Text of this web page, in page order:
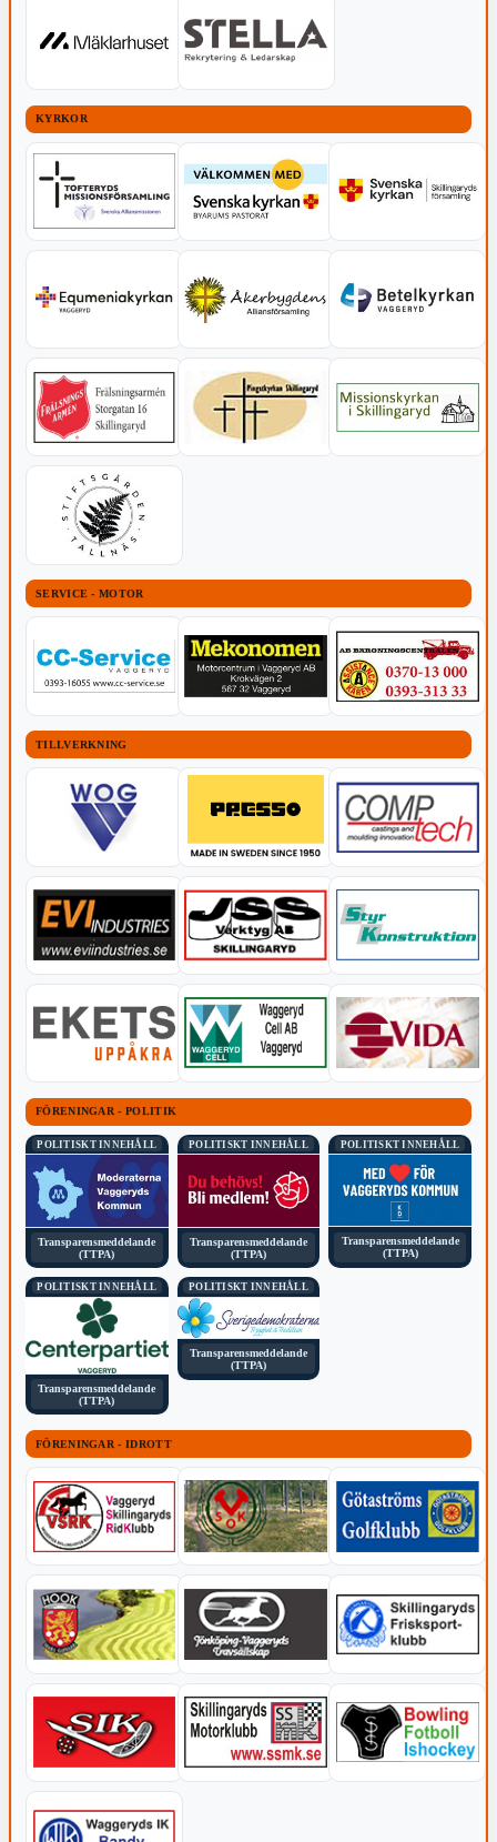
KYRKOR
SERVICE - MOTOR
TILLVERKNING
FÖRENINGAR - POLITIK
POLITISKT INNEHÅLL
Transparensmeddelande
(TTPA)
POLITISKT INNEHÅLL
Transparensmeddelande
(TTPA)
POLITISKT INNEHÅLL
Transparensmeddelande
(TTPA)
POLITISKT INNEHÅLL
Transparensmeddelande
(TTPA)
POLITISKT INNEHÅLL
Transparensmeddelande
(TTPA)
FÖRENINGAR - IDROTT